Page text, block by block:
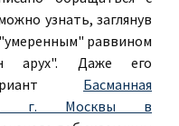
узнать, заглянув
раввином
арух". Даже его
Басманная
г. Москвы в